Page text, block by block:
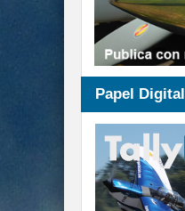
Papel Digital